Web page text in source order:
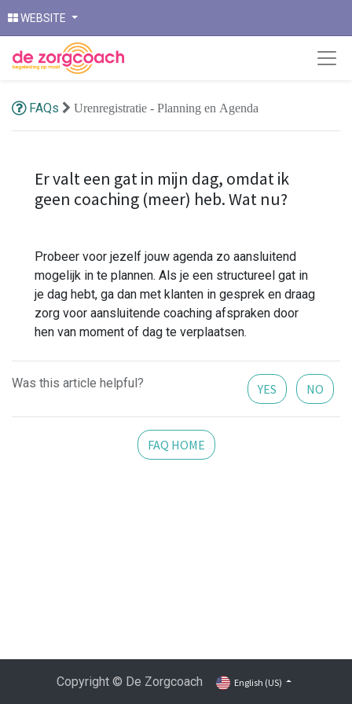
WEBSITE
FAQs Urenregistratie - Planning en Agenda
Er valt een gat in mijn dag, omdat ik
geen coaching (meer) heb. Wat nu?
Probeer voor jezelf jouw agenda zo aansluitend
mogelijk in te plannen. Als je een structureel gat in
je dag hebt, ga dan met klanten in gesprek en draag
zorg voor aansluitende coaching afspraken door
hen van moment of dag te verplaatsen.
Was this article helpful? YES NO
FAQ HOME
Copyright © De Zorgcoach English (US)